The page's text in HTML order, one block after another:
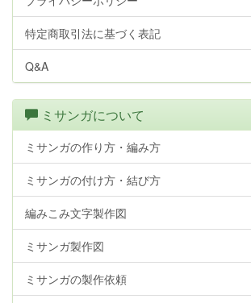
特定商取引法に基づく表記
Q&A
ミサンガについて
ミサンガの作り方・編み方
ミサンガの付け方・結び方
編みこみ文字製作図
ミサンガ製作図
ミサンガの製作依頼